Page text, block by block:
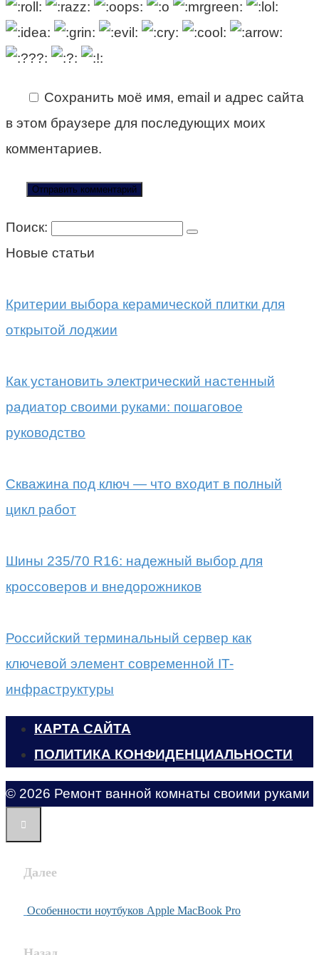
Сохранить моё имя, email и адрес сайта
в этом браузере для последующих моих
комментариев.
Поиск:
Новые статьи
Критерии выбора керамической плитки для
открытой лоджии
Как установить электрический настенный
радиатор своими руками: пошаговое
руководство
Скважина под ключ — что входит в полный
цикл работ
Шины 235/70 R16: надежный выбор для
кроссоверов и внедорожников
Российский терминальный сервер как
ключевой элемент современной IT-
инфраструктуры
КАРТА САЙТА
ПОЛИТИКА КОНФИДЕНЦИАЛЬНОСТИ
© 2026 Ремонт ванной комнаты своими руками
Далее
Особенности ноутбуков Apple MacBook Pro